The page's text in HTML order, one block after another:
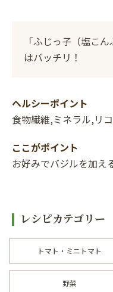
「ふじっ子（塩こ
はバッチリ！
ヘルシーポイント
食物繊維,ミネラル,リ
ここがポイント
お好みでバジルを加え
レシピカテゴリー
トマト・ミニトマト
野菜